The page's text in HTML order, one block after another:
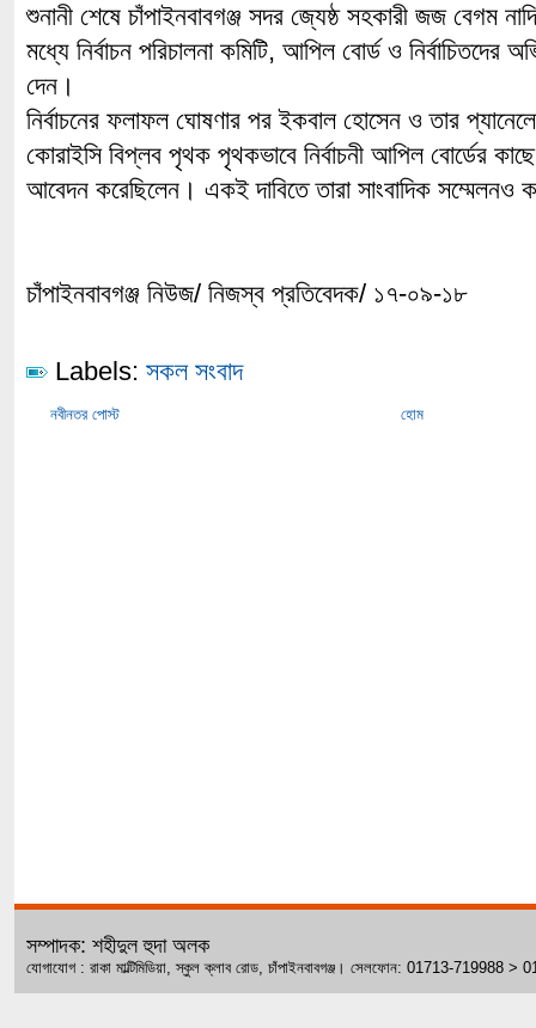
শুনানী শেষে চাঁপাইনবাবগঞ্জ সদর জ্যেষ্ঠ সহকারী জজ বেগম
মধ্যে নির্বাচন পরিচালনা কমিটি, আপিল বোর্ড ও নির্বাচিতদের
দেন।
নির্বাচনের ফলাফল ঘোষণার পর ইকবাল হোসেন ও তার
কোরাইসি বিপ্লব পৃথক পৃথকভাবে নির্বাচনী আপিল বোর্ডের
আবেদন করেছিলেন। একই দাবিতে তারা সাংবাদিক সম্মেলনও
চাঁপাইনবাবগঞ্জ নিউজ/ নিজস্ব প্রতিবেদক/ ১৭-০৯-১৮
Labels: সকল সংবাদ
নবীনতর পোস্ট হোম
সম্পাদক: শহীদুল হুদা অলক
যোগাযোগ : রাকা মাল্টিমিডিয়া, স্কুল ক্লাব রোড, চাঁপাইনবাবগঞ্জ। সেলফোন: 01713-